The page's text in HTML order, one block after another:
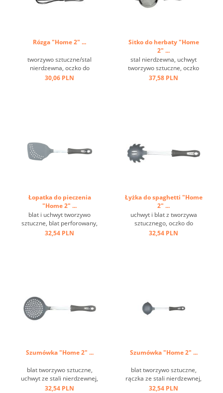
Rózga "Home 2" ...
tworzywo sztuczne/stal
nierdzewna, oczko do
zawieszenia, czarna ...
30,06 PLN
Sitko do herbaty "Home
2" ...
stal nierdzewna, uchwyt
tworzywo sztuczne, oczko
do zawieszania, haczyk ...
37,58 PLN
Łopatka do pieczenia
"Home 2" ...
blat i uchwyt tworzywo
sztuczne, blat perforowany,
metalowe oczko do
32,54 PLN
Łyżka do spaghetti "Home
2" ...
uchwyt i blat z tworzywa
sztucznego, oczko do
zawieszania ...
32,54 PLN
Szumówka "Home 2" ...
blat tworzywo sztuczne,
uchwyt ze stali nierdzewnej,
oczko do zawieszania ...
32,54 PLN
Szumówka "Home 2" ...
blat tworzywo sztuczne,
rączka ze stali nierdzewnej,
uchwyt tworzywo sztuczne,
32,54 PLN